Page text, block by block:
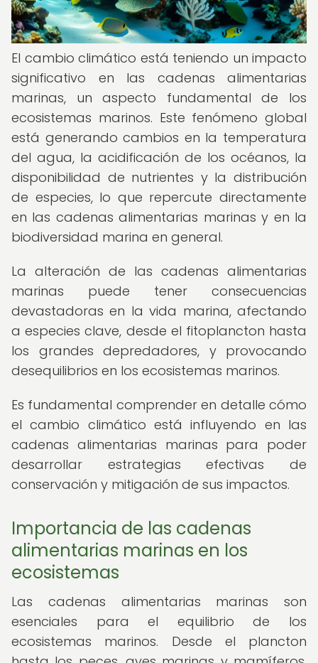
El cambio climático está teniendo un impacto
significativo en las cadenas alimentarias
marinas, un aspecto fundamental de los
ecosistemas marinos. Este fenómeno global
está generando cambios en la temperatura
del agua, la acidificación de los océanos, la
disponibilidad de nutrientes y la distribución
de especies, lo que repercute directamente
en las cadenas alimentarias marinas y en la
biodiversidad marina en general.
La alteración de las cadenas alimentarias
marinas puede tener consecuencias
devastadoras en la vida marina, afectando
a especies clave, desde el fitoplancton hasta
los grandes depredadores, y provocando
desequilibrios en los ecosistemas marinos.
Es fundamental comprender en detalle cómo
el cambio climático está influyendo en las
cadenas alimentarias marinas para poder
desarrollar estrategias efectivas de
conservación y mitigación de sus impactos.
Importancia de las cadenas
alimentarias marinas en los
ecosistemas
Las cadenas alimentarias marinas son
esenciales para el equilibrio de los
ecosistemas marinos. Desde el plancton